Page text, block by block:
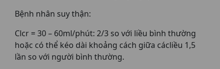
Bệnh nhân suy thận:
Clcr = 30 – 60ml/phút: 2/3 so với liều bình thường
hoặc có thể kéo dài khoảng cách giữa cácliều 1,5
lần so với người bình thường.